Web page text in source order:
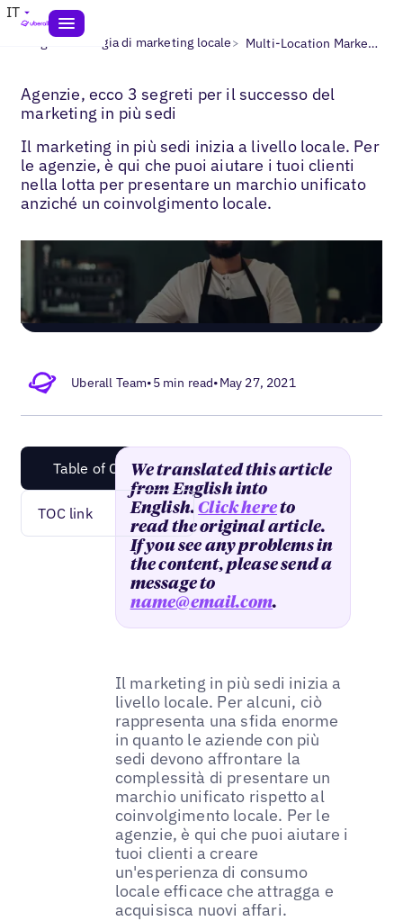
IT
Blogs> Strategia di marketing locale> Multi-Location Marketing with Agencies
Agenzie, ecco 3 segreti per il successo del
marketing in più sedi
Il marketing in più sedi inizia a livello locale. Per
le agenzie, è qui che puoi aiutare i tuoi clienti
nella lotta per presentare un marchio unificato
anziché un coinvolgimento locale.
Uberall Team•5 min read•May 27, 2021
Table of Content
TOC link
We translated this article
from English into
English.Click hereto
read the original article.
If you see any problems in
the content, please send a
message to
name@email.com.
Il marketing in più sedi inizia a
livello locale. Per alcuni, ciò
rappresenta una sfida enorme
in quanto le aziende con più
sedi devono affrontare la
complessità di presentare un
marchio unificato rispetto al
coinvolgimento locale. Per le
agenzie, è qui che puoi aiutare i
tuoi clienti a creare
un'esperienza di consumo
locale efficace che attragga e
acquisisca nuovi affari.